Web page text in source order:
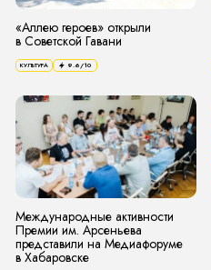
«Аллею героев» открыли
в Советской Гавани
КУЛЬТУРА 9.6/10
Международные активности
Премии им. Арсеньева
представили на Медиафоруме
в Хабаровске